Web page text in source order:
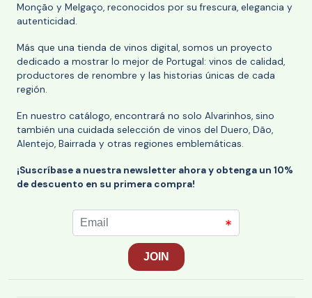
Monção y Melgaço, reconocidos por su frescura, elegancia y
autenticidad.
Más que una tienda de vinos digital, somos un proyecto
dedicado a mostrar lo mejor de Portugal: vinos de calidad,
productores de renombre y las historias únicas de cada
región.
En nuestro catálogo, encontrará no solo Alvarinhos, sino
también una cuidada selección de vinos del Duero, Dão,
Alentejo, Bairrada y otras regiones emblemáticas.
¡Suscríbase a nuestra newsletter ahora y obtenga un 10%
de descuento en su primera compra!